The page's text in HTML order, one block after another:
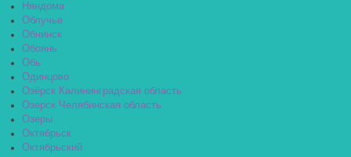
Няндома
Облучье
Обнинск
Обоянь
Обь
Одинцово
Озёрск Калининградская область
Озерск Челябинская область
Озеры
Октябрьск
Октябрьский